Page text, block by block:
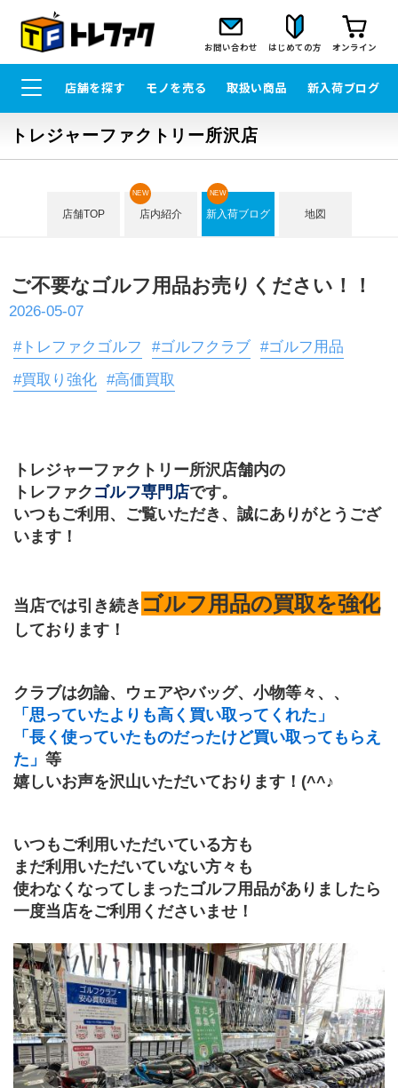
お問い合わせ はじめての方 オンライン
店舗を探す モノを売る 取扱い商品 新入荷ブログ
トレジャーファクトリー所沢店
店舗TOP 店内紹介
NEW
新入荷ブログ
NEW
地図
ご不要なゴルフ用品お売りください！！
2026-05-07
#トレファクゴルフ #ゴルフクラブ #ゴルフ用品
#買取り強化 #高価買取
トレジャーファクトリー所沢店舗内の
トレファク ゴルフ専門店です。
いつもご利用、ご覧いただき、誠にありがとうござ
います！
当店では引き続き ゴルフ用品の買取を強化
しております！
クラブは勿論、ウェアやバッグ、小物等々、、
「思っていたよりも高く買い取ってくれた」
「長く使っていたものだったけど買い取ってもらえ
た」 等
嬉しいお声を沢山いただいております！(^^♪
いつもご利用いただいている方も
まだ利用いただいていない方々も
使わなくなってしまったゴルフ用品がありましたら
一度当店をご利用くださいませ！